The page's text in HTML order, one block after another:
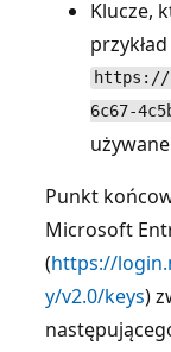
Klucze,
przykład
https://
6c67-
Punkt
Microsoft
(https://
y/v2.0/keys)